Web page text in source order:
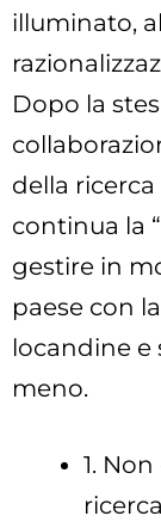
illuminato,
Dopo la
della
continua la
gestire in
paese con
locandine e
meno.
1.